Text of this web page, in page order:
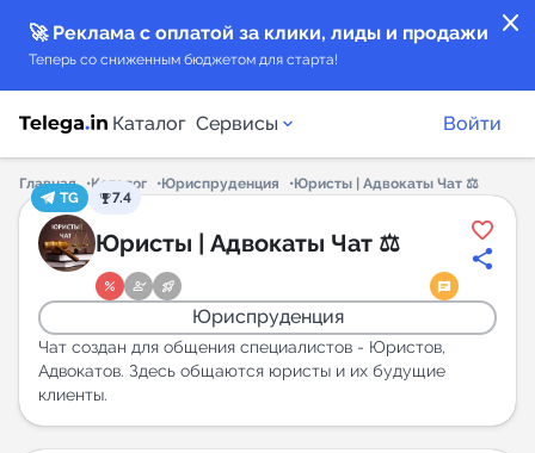
close
🚀 Реклама с оплатой за клики, лиды и продажи
Теперь со сниженным бюджетом для старта!
Каталог Сервисы
Каталог каналов
Каталог ботов
Горящие предложения
Индекс читаемости каналов в Telegram
Войти
Главная Каталог Юриспруденция
Юристы | Адвокаты Чат ⚖️
TG
7.4
Юристы | Адвокаты Чат ⚖️
Юриспруденция
Чат создан для общения специалистов - Юристов,
Адвокатов. Здесь общаются юристы и их будущие
клиенты.